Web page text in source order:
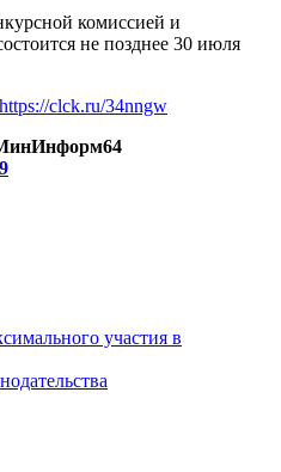
комиссией и
не позднее 30 июля
https://clck.ru/34nngw
участия в